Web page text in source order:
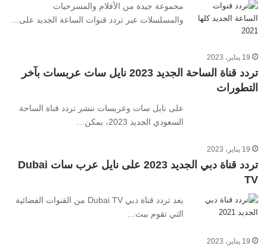
مجموعة جيدة من الأفلام والمسرحيات
والمسلسلات عبر تردد قنوات الساعة الجديد على…
19 يناير، 2023
تردد قناة الساحة الجديد 2023 نايل سات عربسات بآخر
التطورات
على نايل سات وعربسات ننشر تردد قناة الساحة
السعودي الجديد 2023، يمكن…
19 يناير، 2023
تردد قناة دبي الجديد 2023 على نايل عرب سات Dubai
TV
يعد تردد قناة دبي Dubai TV من القنوات الفضائية
التي تقوم ببث…
19 يناير، 2023